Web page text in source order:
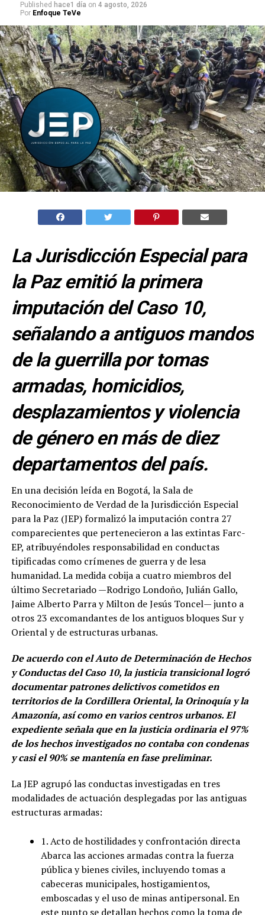
Published hace1 día on 4 agosto, 2026
Por Enfoque TeVe
La Jurisdicción Especial para
la Paz emitió la primera
imputación del Caso 10,
señalando a antiguos mandos
de la guerrilla por tomas
armadas, homicidios,
desplazamientos y violencia
de género en más de diez
departamentos del país.
En una decisión leída en Bogotá, la Sala de
Reconocimiento de Verdad de la Jurisdicción Especial
para la Paz (JEP) formalizó la imputación contra 27
comparecientes que pertenecieron a las extintas Farc-
EP, atribuyéndoles responsabilidad en conductas
tipificadas como crímenes de guerra y de lesa
humanidad. La medida cobija a cuatro miembros del
último Secretariado —Rodrigo Londoño, Julián Gallo,
Jaime Alberto Parra y Milton de Jesús Toncel— junto a
otros 23 excomandantes de los antiguos bloques Sur y
Oriental y de estructuras urbanas.
De acuerdo con el Auto de Determinación de Hechos
y Conductas del Caso 10, la justicia transicional logró
documentar patrones delictivos cometidos en
territorios de la Cordillera Oriental, la Orinoquía y la
Amazonía, así como en varios centros urbanos. El
expediente señala que en la justicia ordinaria el 97%
de los hechos investigados no contaba con condenas
y casi el 90% se mantenía en fase preliminar.
La JEP agrupó las conductas investigadas en tres
modalidades de actuación desplegadas por las antiguas
estructuras armadas:
1. Acto de hostilidades y confrontación directa
Abarca las acciones armadas contra la fuerza
pública y bienes civiles, incluyendo tomas a
cabeceras municipales, hostigamientos,
emboscadas y el uso de minas antipersonal. En
este punto se detallan hechos como la toma de